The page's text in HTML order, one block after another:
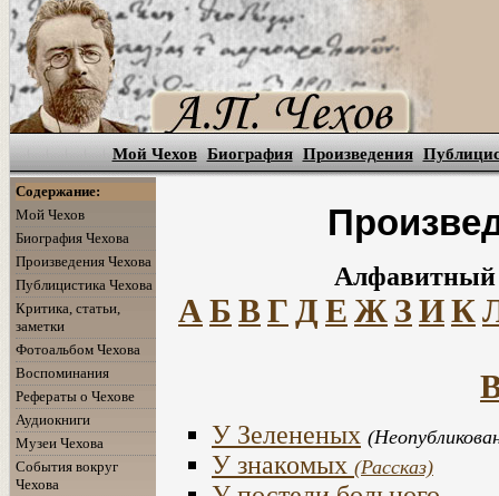
Мой Чехов Биография Произведения
Содержание:
Мой Чехов
Биография Чехова
Произведения Чехова
Публицистика Чехова
Критика, статьи,
заметки
Фотоальбом Чехова
Воспоминания
Рефераты о Чехове
Аудиокниги
Музеи Чехова
События вокруг
Чехова
Алфавитный
А Б ВГ Д Е Ж З ИК
У Зелененых
У знакомых (Рассказ)